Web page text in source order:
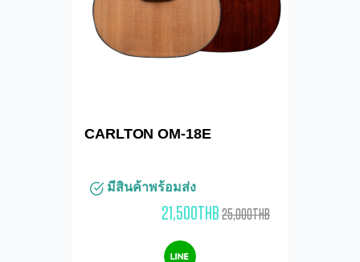
CARLTON OM-18E
มีสินค้าพร้อมส่ง
21,500THB25,000THB